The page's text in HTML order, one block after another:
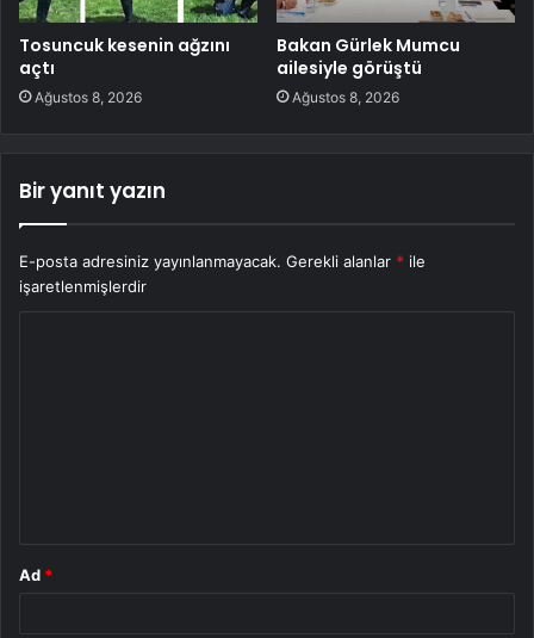
Tosuncuk kesenin ağzını
açtı
Ağustos 8, 2026
Bakan Gürlek Mumcu
ailesiyle görüştü
Ağustos 8, 2026
Bir yanıt yazın
E-posta adresiniz yayınlanmayacak. Gerekli alanlar * ile
işaretlenmişlerdir
Ad *